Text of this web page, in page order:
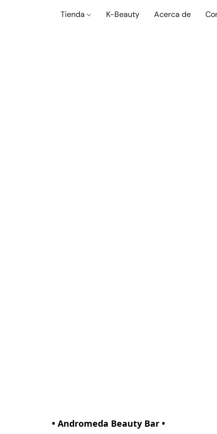
Tienda K-Beauty Acerca de
• Andromeda Beauty Bar •